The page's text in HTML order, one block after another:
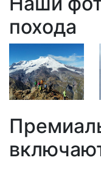
похода